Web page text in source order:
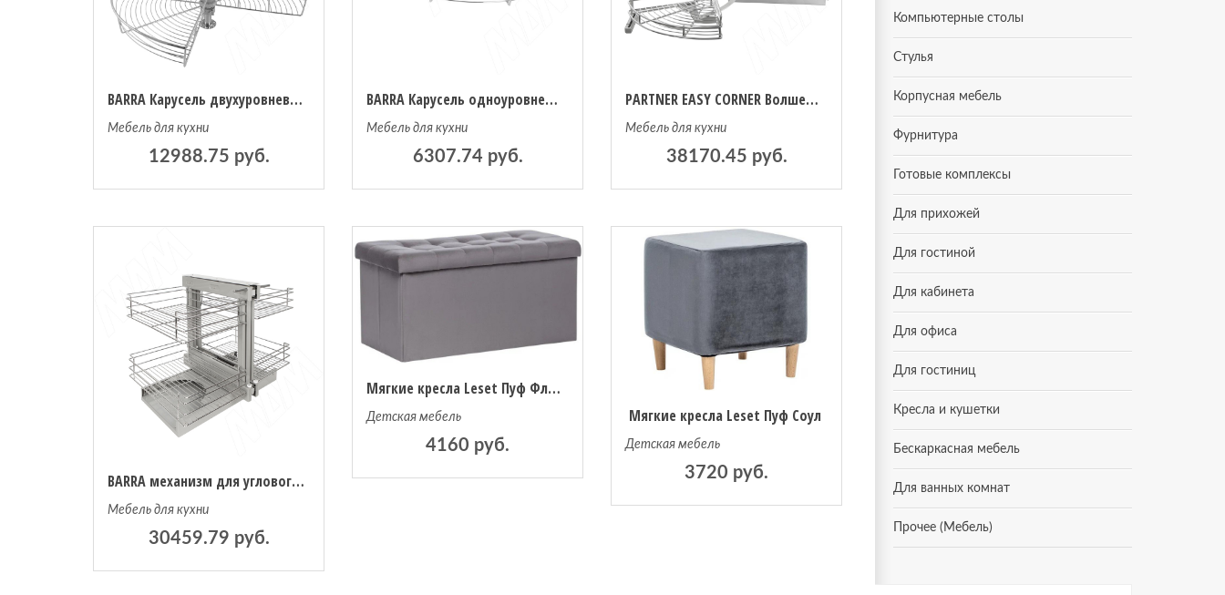
BARRA Карусель двухуровневая 270 градусов, хром (PKA270CH)
Мебель для кухни
12988.75 руб.
BARRA Карусель одноуровневая 180 градусов, хром (PKA180CH)
Мебель для кухни
6307.74 руб.
PARTNER EASY CORNER Волшебный уголок, универсальный, для распашного фасада (NEC45FPR)
Мебель для кухни
38170.45 руб.
BARRA механизм для углового корпуса (PKA452LCNCH)
Мебель для кухни
30459.79 руб.
Мягкие кресла Leset Пуф Флекс складной
Детская мебель
4160 руб.
Мягкие кресла Leset Пуф Соул
Детская мебель
3720 руб.
Компьютерные столы
Стулья
Корпусная мебель
Фурнитура
Готовые комплексы
Для прихожей
Для гостиной
Для кабинета
Для офиса
Для гостиниц
Кресла и кушетки
Бескаркасная мебель
Для ванных комнат
Прочее (Мебель)